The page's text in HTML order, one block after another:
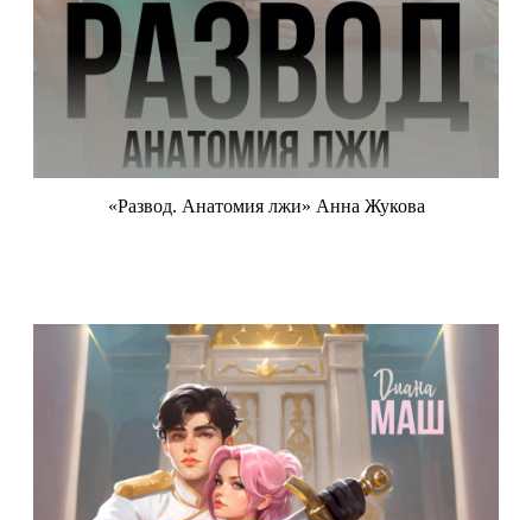
«Развод. Анатомия лжи» Анна Жукова